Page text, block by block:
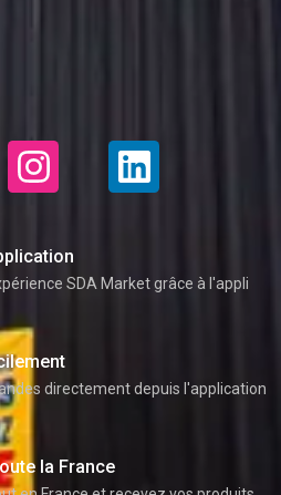
SDA Market grâce à l'appli
directement depuis l'application
la France